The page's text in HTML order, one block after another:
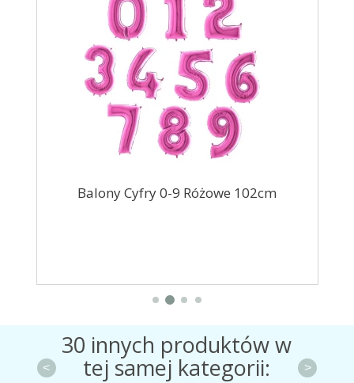
Balony Cyfry 0-9 Różowe 102cm
30 innych produktów w
tej samej kategorii:
< >